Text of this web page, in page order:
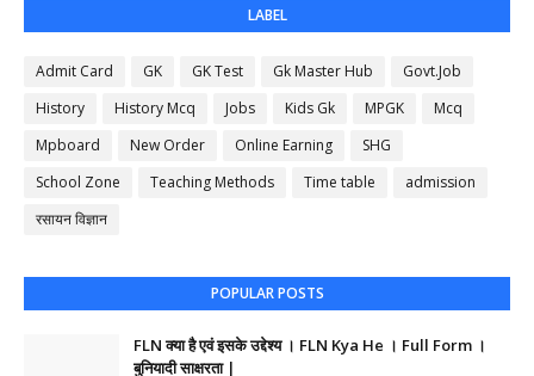
LABEL
Admit Card GK GK Test Gk Master Hub
Govt.Job
History
History Mcq Jobs Kids Gk MPGK
Mcq
Mpboard
New Order Online Earning
SHG
School Zone
Teaching Methods Time table
admission
रसायन विज्ञान
POPULAR POSTS
FLN क्या है एवं इसके उद्देश्य । FLN Kya He । Full Form ।
बुनियादी साक्षरता |